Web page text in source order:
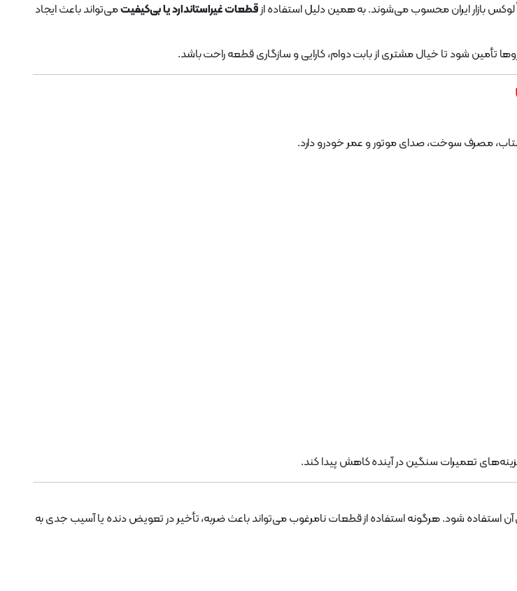
قطعات غیراستاندارد یا بی‌کیفیتمی‌تواند باعث ایجاد
تأمین شود تا خیال مشتری از بابت دوام، کارایی و سازگاری قطعه راحت باشد.
مصرف سوخت، صدای موتور و عمر خودرو دارد.
تعمیرات سنگین در آینده کاهش پیدا کند.
استفاده شود. هرگونه استفاده از قطعات نامرغوب می‌تواند باعث ضربه، تأخیر در تعویض دنده یا آسیب جدی به